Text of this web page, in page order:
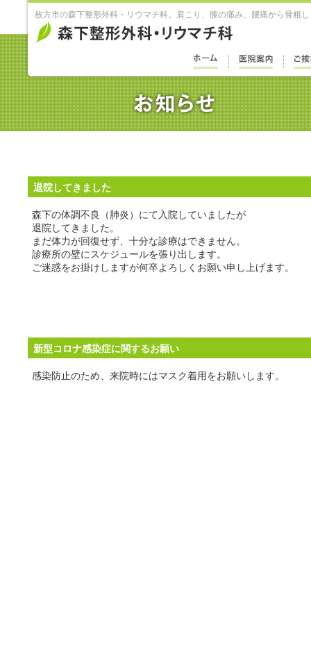
枚方市の森下整形外科・リウマチ科。肩こり、膝の痛み、腰痛から骨粗
退院してきました
森下の体調不良（肺炎）にて入院していましたが
退院してきました。
まだ体力が回復せず、十分な診療はできません。
診療所の壁にスケジュールを張り出します。
ご迷惑をお掛けしますが何卒よろしくお願い申し上げます。
新型コロナ感染症に関するお願い
感染防止のため、来院時にはマスク着用をお願いします。